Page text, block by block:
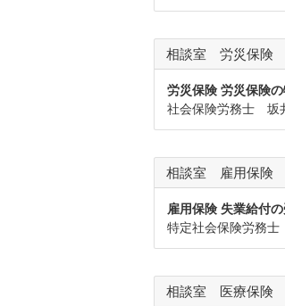
相談室 労災保険
労災保険 労災保険
社会保険労務士 坂
相談室 雇用保険
雇用保険 失業給付
特定社会保険労務
相談室 医療保険